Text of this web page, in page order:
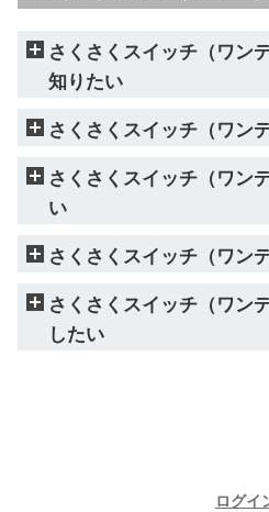
さくさくスイッチ（ワン
知りたい
さくさくスイッチ（ワン
さくさくスイッチ（ワン
い
さくさくスイッチ（ワン
さくさくスイッチ（ワン
したい
ログイ